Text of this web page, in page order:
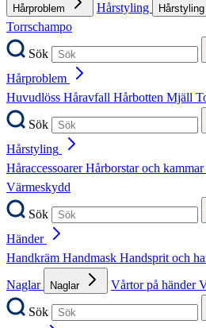
Hårproblem Hårstyling Hårstyling
Torrschampo
Sök
Hårproblem
Huvudlöss Håravfall Hårbotten Mjäll
Sök
Hårstyling
HåraccessoarerHårborstar och kammar
Värmeskydd
Sök
Händer
Handkräm Handmask Handsprit och
Naglar
Naglar Vårtor på händer
Sök